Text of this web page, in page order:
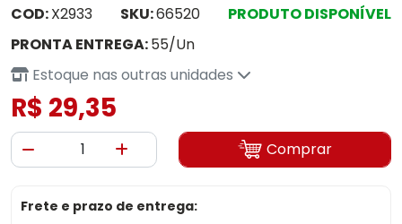
COD:X2933 SKU:66520
PRODUTO DISPONÍVEL
PRONTA ENTREGA:55/Un
Estoque nas outras unidades
R$ 29,35
Comprar
Frete e prazo de entrega: